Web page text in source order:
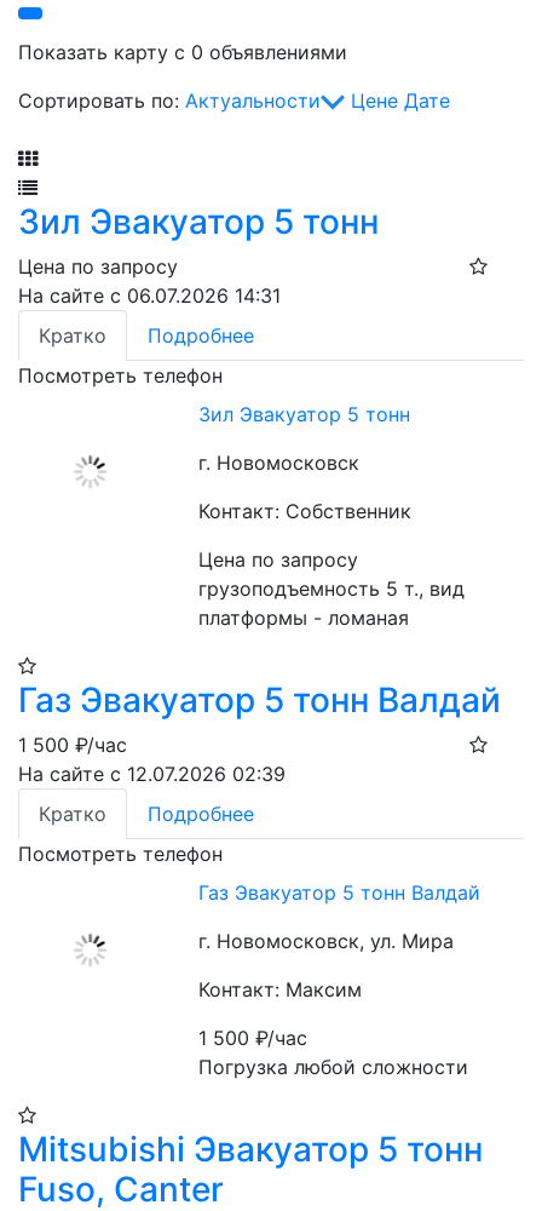
Показать карту с 0 объявлениями
Сортировать по: Актуальности Цене Дате
Зил Эвакуатор 5 тонн
Цена по запросу
На сайте с 06.07.2026 14:31
Кратко
Подробнее
Посмотреть телефон
Зил Эвакуатор 5 тонн
г. Новомосковск
Контакт: Собственник
Цена по запросу
грузоподъемность 5 т., вид
платформы - ломаная
Газ Эвакуатор 5 тонн Валдай
1 500 ₽/час
На сайте с 12.07.2026 02:39
Кратко
Подробнее
Посмотреть телефон
Газ Эвакуатор 5 тонн Валдай
г. Новомосковск, ул. Мира
Контакт: Максим
1 500₽/час
Погрузка любой сложности
Mitsubishi Эвакуатор 5 тонн
Fuso, Canter